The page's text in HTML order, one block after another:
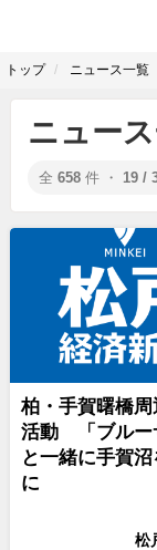
トップ ニュース一覧
ニュース
全 658 件 ・ 19 /
柏・手賀曙橋
活動 「ブルー
と一緒に手賀
に
松